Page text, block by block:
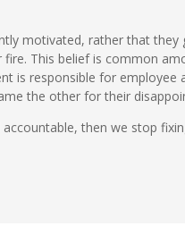
motivated, rather that they
This belief is common
is responsible for employee
the other for their
then we stop